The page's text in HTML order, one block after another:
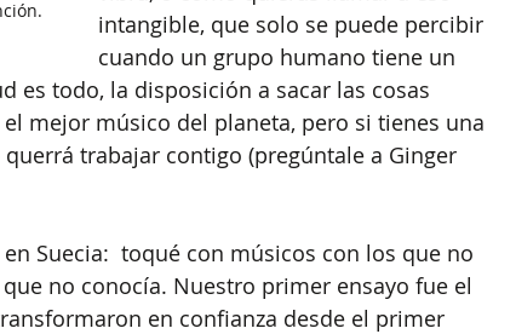
intangible, que solo se puede percibir
cuando un grupo humano tiene un
es todo, la disposición a sacar las cosas
el mejor músico del planeta, pero si tienes una
trabajar contigo (pregúntale a Ginger
Suecia:  toqué con músicos con los que no
no conocía. Nuestro primer ensayo fue el
en confianza desde el primer